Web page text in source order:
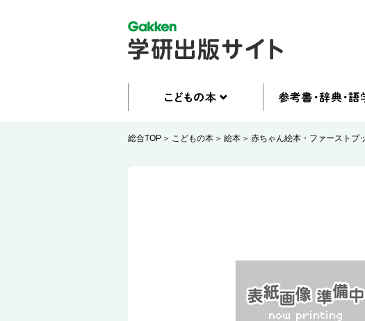
総合TOP こどもの本 絵本 赤ちゃん絵本・ファーストブ